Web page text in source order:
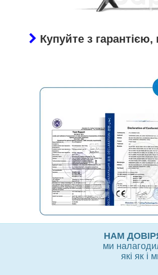
Купуйте з
НАМ
ми
які як і